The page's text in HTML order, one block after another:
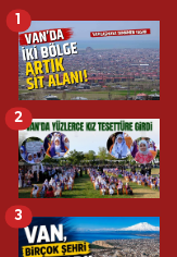
1
2
3